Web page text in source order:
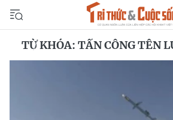
TỪ KHÓA: TẤN CÔNG TÊN